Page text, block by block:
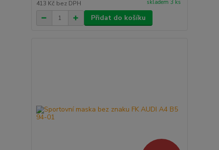
413 Kč bez DPH skladem 3 ks
Přidat do košíku